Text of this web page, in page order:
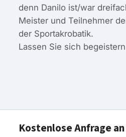
denn Danilo ist/war
Meister und Teilnehmer
der Sportakrobatik.
Lassen Sie sich
Kostenlose Anfrage